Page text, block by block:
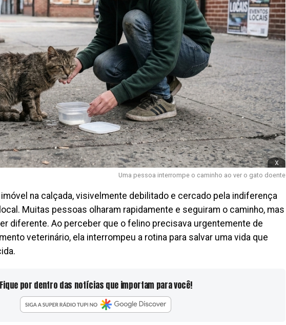
x
Uma pessoa interrompe o caminho ao ver o gato doente
na calçada, visivelmente debilitado e cercado pela indiferença
Muitas pessoas olharam rapidamente e seguiram o caminho, mas
diferente. Ao perceber que o felino precisava urgentemente de
veterinário, ela interrompeu a rotina para salvar uma vida que
Fique por dentro das notícias que importam para você!